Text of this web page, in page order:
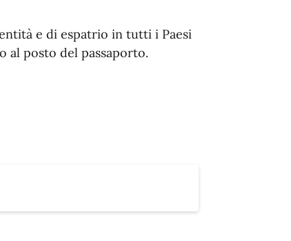
e di espatrio in tutti i Paesi
al posto del passaporto.